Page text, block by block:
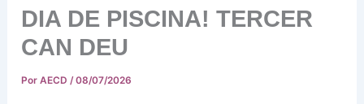
DIA DE PISCINA! TERCER
CAN DEU
PorAECD/08/07/2026